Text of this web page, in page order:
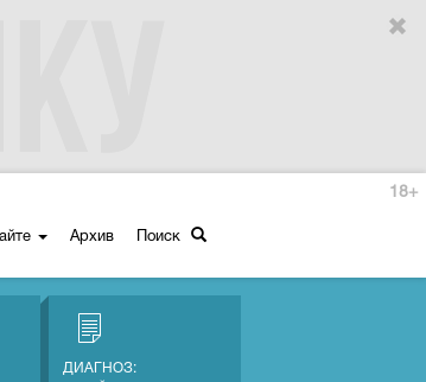
Архив Поиск
18+
ДИАГНОЗ: